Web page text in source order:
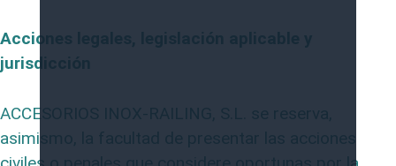
Acciones legales, legislación aplicable y
jurisdicción
ACCESORIOS INOX-RAILING, S.L. se reserva,
asimismo, la facultad de presentar las acciones